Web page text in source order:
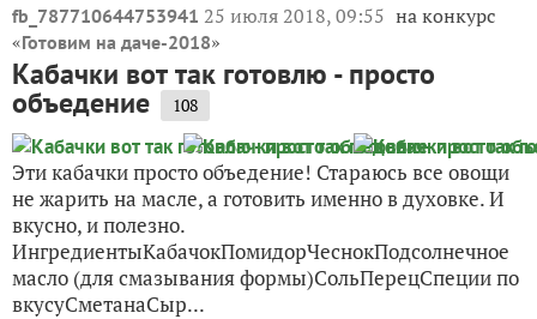
fb_787710644753941 25 июля 2018, 09:55 на конкурс
«Готовим на даче-2018»
Кабачки вот так готовлю - просто
объедение 108
Эти кабачки просто объедение! Стараюсь все овощи
не жарить на масле, а готовить именно в духовке. И
вкусно, и полезно.
ИнгредиентыКабачокПомидорЧеснокПодсолнечное
масло (для смазывания формы)СольПерецСпеции по
вкусуСметанаСыр...